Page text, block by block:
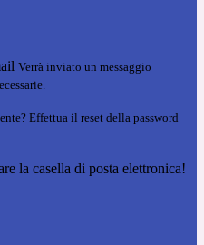
Verrà inviato un messaggio
Effettua il reset della password
la casella di posta elettronica!